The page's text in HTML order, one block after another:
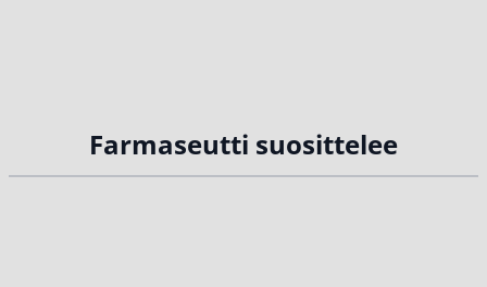
Farmaseutti suosittelee